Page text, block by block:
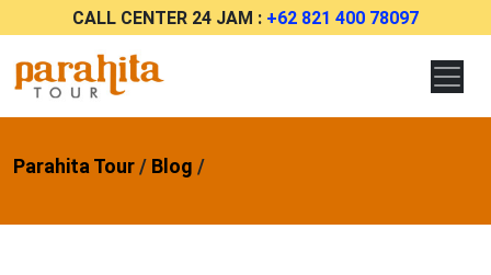
CALL CENTER 24 JAM : +62 821 400 78097
Parahita Tour/ Blog /